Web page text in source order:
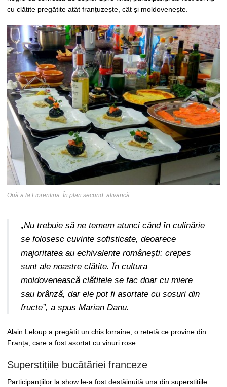
cu clătite pregătite atât franțuzește, cât și moldovenește.
Ouă a la Fiorentina. În plan secund: alivancă
„Nu trebuie să ne temem atunci când în culinărie
se folosesc cuvinte sofisticate, deoarece
majoritatea au echivalente românești: crepes
sunt ale noastre clătite. În cultura
moldovenească clătitele se fac doar cu miere
sau brânză, dar ele pot fi asortate cu sosuri din
fructe”, a spus Marian Danu.
Alain Leloup a pregătit un chiș lorraine, o rețetă ce provine din
Franța, care a fost asortat cu vinuri rose.
Superstițiile bucătăriei franceze
Participanțiilor la show le-a fost destăinuită una din superstițiile